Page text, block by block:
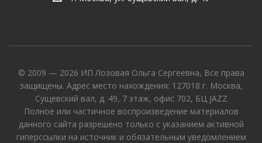
© 2009 — 2026 ИП Лозовая Ольга Сергеевна, Все права
защищены. Адрес место нахождения: 127018 г. Москва,
Сущевский вал, д. 49, 7 этаж, офис 702, БЦ JAZZ
Полное или частичное воспроизведение материалов
данного сайта разрешено только с указанием активной
гиперссылки на источник и обязательным уведомлением